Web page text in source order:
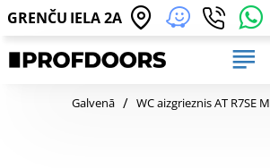
GRENČU IELA 2A
GalvenāhomeWC aizgrieznis AT R7SE